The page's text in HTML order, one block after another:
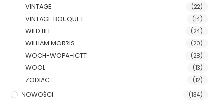
VINTAGE (22)
VINTAGE BOUQUET (14)
WILD LIFE (24)
WILLIAM MORRIS (20)
WOCH-WOPA-ICTT (28)
WOOL (13)
ZODIAC (12)
NOWOŚCI (134)